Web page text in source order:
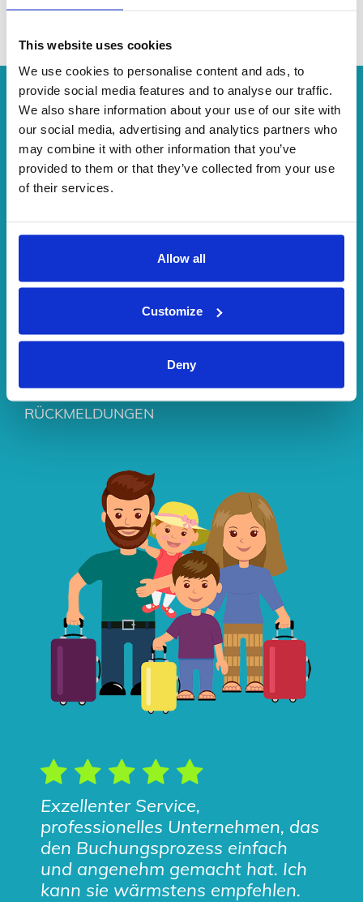
This website uses cookies
We use cookies to personalise content and ads, to
provide social media features and to analyse our traffic.
We also share information about your use of our site with
our social media, advertising and analytics partners who
may combine it with other information that you’ve
provided to them or that they’ve collected from your use
of their services.
Allow all
Customize
Deny
"Die Welt um die Ecke"
4.8/5
900,000
1000
RÜCKMELDUNGEN
Exzellenter Service,
professionelles Unternehmen, das
den Buchungsprozess einfach
und angenehm gemacht hat. Ich
kann sie wärmstens empfehlen.